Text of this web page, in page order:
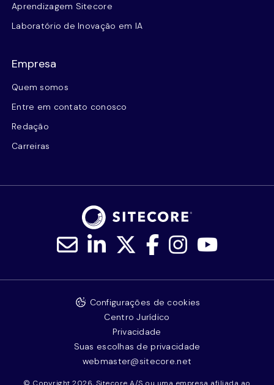
Aprendizagem Sitecore
Laboratório de Inovação em IA
Empresa
Quem somos
Entre em contato conosco
Redação
Carreiras
Configurações de cookies
Centro Jurídico
Privacidade
Suas escolhas de privacidade
webmaster@sitecore.net